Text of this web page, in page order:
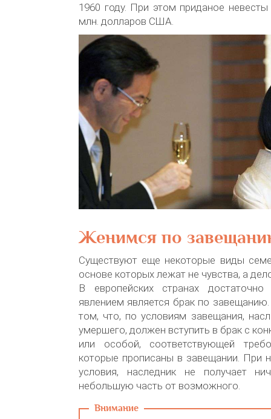
1960 году. При этом приданое
млн. долларов США.
Женимся по
Существуют еще некоторые виды
основе которых лежат не чувства, а
В европейских странах достаточно
явлением является брак по
том, что, по условиям завещания,
умершего, должен вступить в брак с
или особой, соответствующей
которые прописаны в завещании. При
условия, наследник не получает
небольшую часть от возможного.